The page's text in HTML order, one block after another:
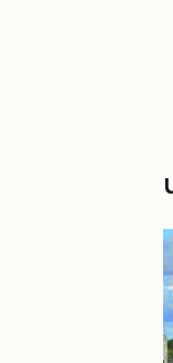
Autres